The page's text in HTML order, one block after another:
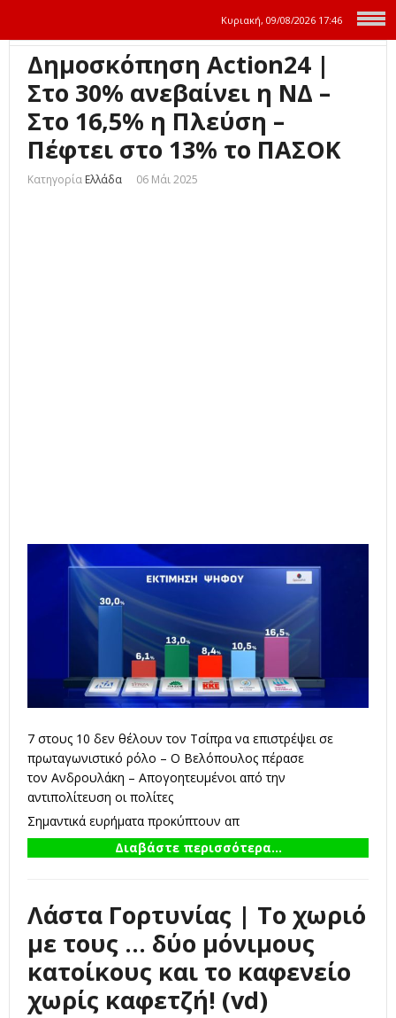
Κυριακή, 09/08/2026 17:46
Δημοσκόπηση Action24 |
Στο 30% ανεβαίνει η ΝΔ –
Στο 16,5% η Πλεύση –
Πέφτει στο 13% το ΠΑΣΟΚ
Κατηγορία Ελλάδα 06 Μάι 2025
7 στους 10 δεν θέλουν τον Τσίπρα να επιστρέψει σε
πρωταγωνιστικό ρόλο – Ο Βελόπουλος πέρασε
τον Ανδρουλάκη – Απογοητευμένοι από την
αντιπολίτευση οι πολίτες
Σημαντικά ευρήματα προκύπτουν απ
Διαβάστε περισσότερα...
Λάστα Γορτυνίας | Το χωριό
με τους ... δύο μόνιμους
κατοίκους και το καφενείο
χωρίς καφετζή! (vd)